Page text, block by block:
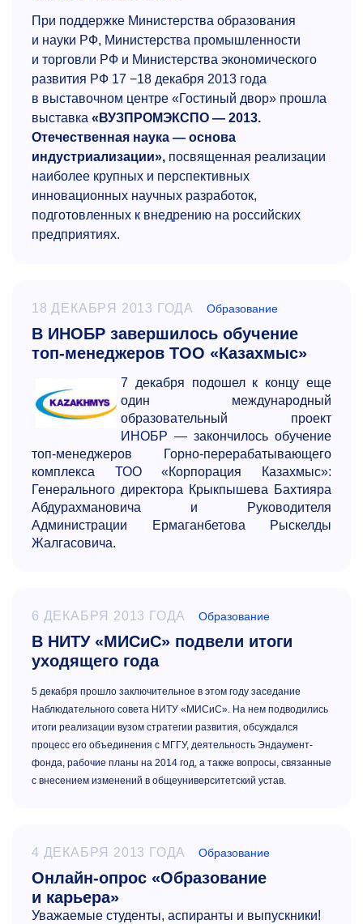
При поддержке Министерства образования
и науки РФ, Министерства промышленности
и торговли РФ и Министерства экономического
развития РФ 17 −18 декабря 2013 года
в выставочном центре «Гостиный двор» прошла
выставка «ВУЗПРОМЭКСПО — 2013.
Отечественная наука — основа
индустриализации», посвященная реализации
наиболее крупных и перспективных
инновационных научных разработок,
подготовленных к внедрению на российских
предприятиях.
18 ДЕКАБРЯ 2013 ГОДА Образование
В ИНОБР завершилось обучение
топ-менеджеров ТОО «Казахмыс»
7 декабря подошел к концу еще
один международный
образовательный проект
ИНОБР — закончилось обучение
топ-менеджеров Горно-перерабатывающего
комплекса ТОО «Корпорация Казахмыс»:
Генерального директора Крыкпышева Бахтияра
Абдурахмановича и Руководителя
Администрации Ермаганбетова Рыскелды
Жалгасовича.
6 ДЕКАБРЯ 2013 ГОДА Образование
В НИТУ «МИСиС» подвели итоги
уходящего года
5 декабря прошло заключительное в этом году заседание
Наблюдательного совета НИТУ «МИСиС». На нем подводились
итоги реализации вузом стратегии развития, обсуждался
процесс его объединения с МГГУ, деятельность Эндаумент-
фонда, рабочие планы на 2014 год, а также вопросы, связанные
с внесением изменений в общеуниверситетский устав.
4 ДЕКАБРЯ 2013 ГОДА Образование
Онлайн-опрос «Образование
и карьера»
Уважаемые студенты, аспиранты и выпускники!